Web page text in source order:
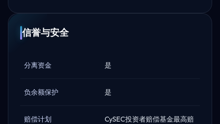
信誉与安全
分离资金 是
负余额保护 是
赔偿计划
CySEC投资者赔偿基金最高赔